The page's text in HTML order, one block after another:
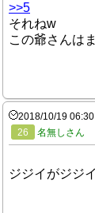
>>5
それねw
この爺さんは
2018/10/19 06:30
26
名無しさん
ジジイがジジ